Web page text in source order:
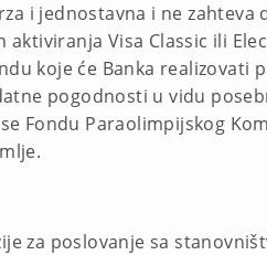
i jednostavna i ne
aktiviranja Visa Classic ili
koje će Banka
pogodnosti u vidu
Fondu Paraolimpijskog
za poslovanje sa